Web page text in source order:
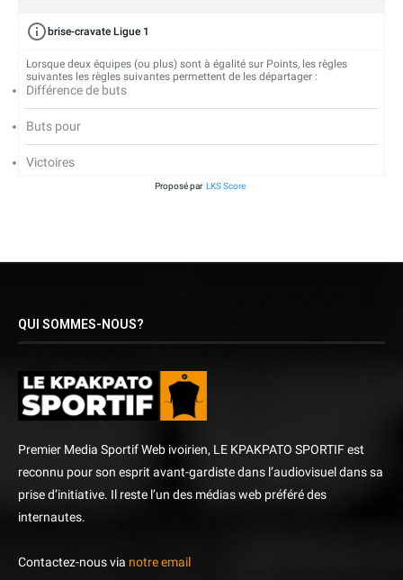
brise-cravate Ligue 1
Lorsque deux équipes (ou plus) sont à égalité sur Points, les règles
suivantes les règles suivantes permettent de les départager :
Différence de buts
Buts pour
Victoires
Proposé par LKS Score
QUI SOMMES-NOUS?
Premier Media Sportif Web ivoirien, LE KPAKPATO SPORTIF est
reconnu pour son esprit avant-gardiste dans l’audiovisuel dans sa
prise d’initiative. Il reste l’un des médias web préféré des
internautes.
Contactez-nous via notre email